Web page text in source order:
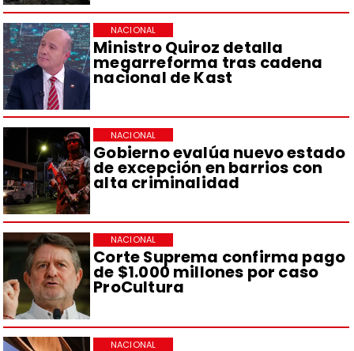
Ministro Quiroz detalla
megarreforma tras cadena
nacional de Kast
NACIONAL
Gobierno evalúa nuevo estado
de excepción en barrios con
alta criminalidad
NACIONAL
Corte Suprema confirma pago
de $1.000 millones por caso
ProCultura
NACIONAL
NACIONAL